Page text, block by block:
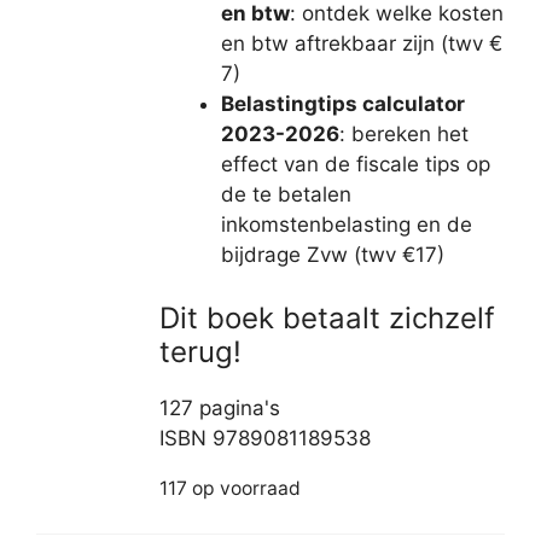
en btw: ontdek welke kosten
en btw aftrekbaar zijn (twv €
7)
Belastingtips calculator
2023-2026: bereken het
effect van de fiscale tips op
de te betalen
inkomstenbelasting en de
bijdrage Zvw (twv €17)
Dit boek betaalt zichzelf
terug!
127 pagina's
ISBN 9789081189538
117 op voorraad